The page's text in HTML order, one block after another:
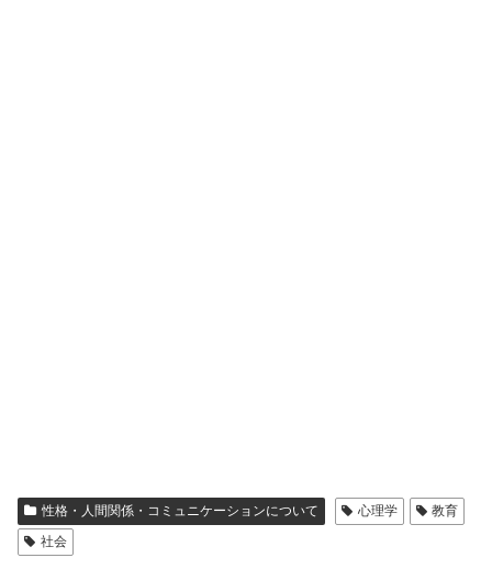
性格・人間関係・コミュニケーションについて 心理学
教育
社会